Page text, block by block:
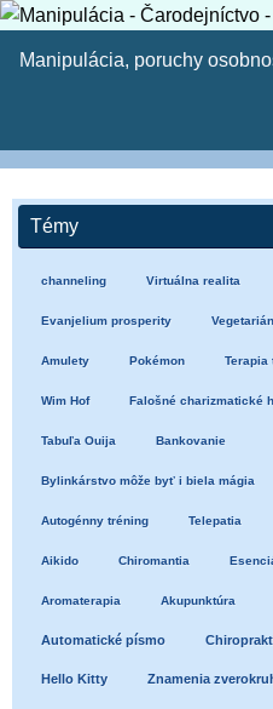
Skip
tvojich synov. (Oz 4:6)
15-23)
Manipulácia, poruchy
Témy
channeling Virtuálna realita
Evanjelium prosperity
Amulety Pokémon Terapia
Wim Hof Falošné charizmatické
Tabuľa Ouija Bankovanie
Bylinkárstvo môže byť i biela mágia
Autogénny tréning Telepatia
Aikido Chiromantia
Aromaterapia Akupunktúra
Automatické písmo
Hello Kitty Znamenia